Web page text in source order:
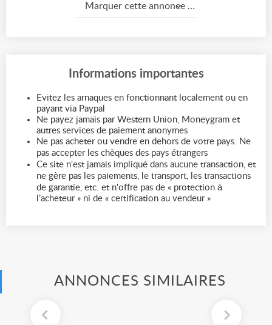
Marquer cette annonce comme...
Informations importantes
Evitez les arnaques en fonctionnant localement ou en
payant via Paypal
Ne payez jamais par Western Union, Moneygram et
autres services de paiement anonymes
Ne pas acheter ou vendre en dehors de votre pays. Ne
pas accepter les chèques des pays étrangers
Ce site n'est jamais impliqué dans aucune transaction, et
ne gère pas les paiements, le transport, les transactions
de garantie, etc. et n'offre pas de « protection à
l’acheteur » ni de « certification au vendeur »
ANNONCES SIMILAIRES